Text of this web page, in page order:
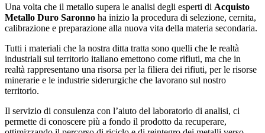
Una volta che il metallo supera le analisi degli esperti di Acquisto
Metallo Duro Saronno ha inizio la procedura di selezione, cernita,
calibrazione e preparazione alla nuova vita della materia secondaria.
Tutti i materiali che la nostra ditta tratta sono quelli che le realtà
industriali sul territorio italiano emettono come rifiuti, ma che in
realtà rappresentano una risorsa per la filiera dei rifiuti, per le risorse
minerarie e le industrie siderurgiche che lavorano sul nostro
territorio.
Il servizio di consulenza con l’aiuto del laboratorio di analisi, ci
permette di conoscere più a fondo il prodotto da recuperare,